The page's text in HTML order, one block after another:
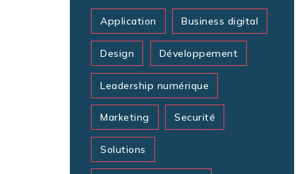
Application Business digital
Design Développement
Leadership numérique
Marketing Securité
Solutions